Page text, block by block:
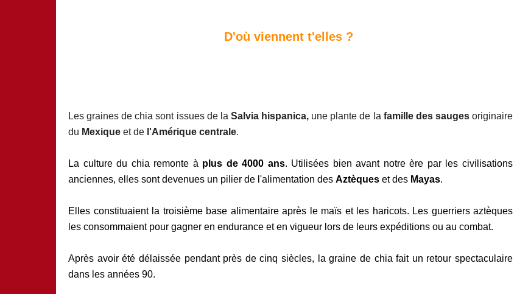
D'où viennent t'elles ?
Les graines de chia sont issues de la Salvia hispanica, une plante de la famille des saugesoriginaire
du Mexique et de l'Amérique centrale.
La culture du chia remonte à plus de 4000 ans. Utilisées bien avant notre ère par les civilisations
anciennes, elles sont devenues un pilier de l'alimentation des Aztèques et des Mayas.
Elles constituaient la troisième base alimentaire après le maïs et les haricots. Les guerriers aztèques
les consommaient pour gagner en endurance et en vigueur lors de leurs expéditions ou au combat.
Après avoir été délaissée pendant près de cinq siècles,
la graine de chia fait un retour spectaculaire
dans les années 90.